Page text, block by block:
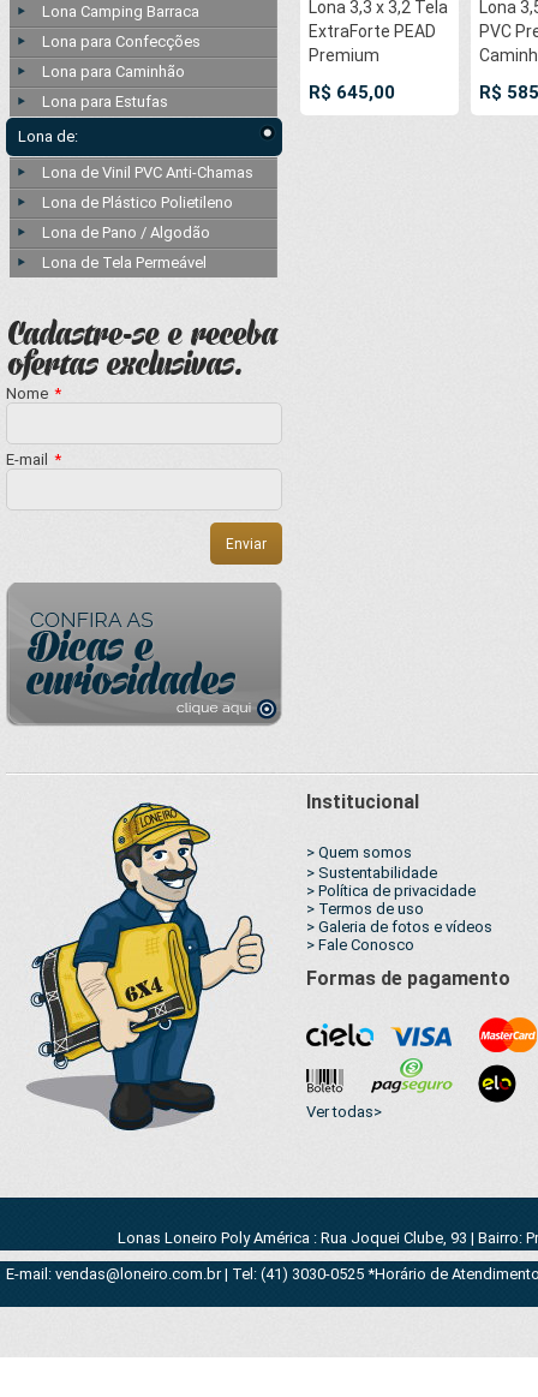
Lona Camping Barraca
Lona para Confecções
Lona para Caminhão
Lona para Estufas
Lona de:
Lona de Vinil PVC Anti-Chamas
Lona de Plástico Polietileno
Lona de Pano / Algodão
Lona de Tela Permeável
Nome *
E-mail *
Lona 3,3 x 3,2 Tela
ExtraForte PEAD
Premium
Prata/Azul + 10
R$ 645,00
Lona
PVC
R$
Institucional
> Quem somos
> Sustentabilidade
> Política de privacidade
> Termos de uso
> Galeria de fotos e vídeos
> Fale Conosco
Formas de pagamento
Ver todas>
Lonas Loneiro Poly América : Rua Joquei Clube, 93 | Bairro:
E-mail: vendas@loneiro.com.br | Tel: (41) 3030-0525 *Horário de